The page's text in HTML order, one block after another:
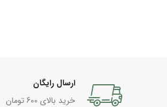
ارسال رایگان
خرید بالای 600 تومان